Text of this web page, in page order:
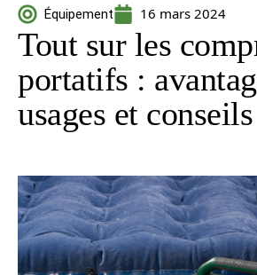
Équipement 16 mars 2024
Tout sur les
portatifs :
usages et